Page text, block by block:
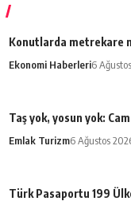
Konutlarda metrekare
Ekonomi Haberleri6
Taş yok, yosun yok:
Emlak Turizm6 Ağustos
Türk Pasaportu 199